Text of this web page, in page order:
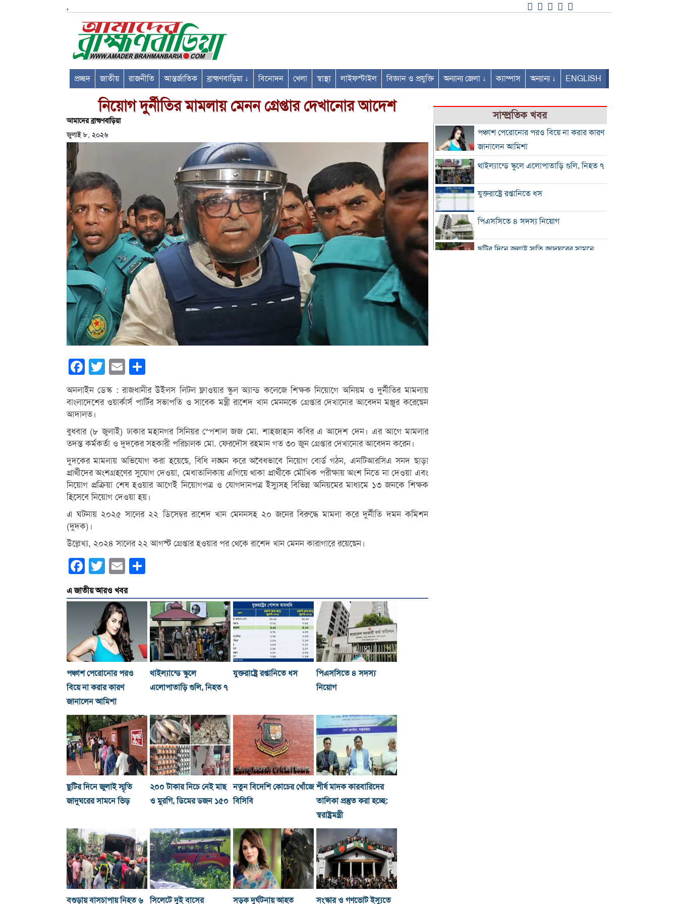
,
প্রচ্ছদ জাতীয় রাজনীতি আন্তর্জাতিক ব্রাহ্মণবাড়িয়া ↓ বিনোদন খেলা স্বাস্থ্য লাইফস্টাইল বিজ্ঞান ও প্রযুক্তি অন্যান্য জেলা ↓ ক্যাম্পাস অন্যান্য ↓ ENGLISH
নিয়োগ দুর্নীতির মামলায় মেনন গ্রেপ্তার দেখানোর আদেশ
আমাদের ব্রাহ্মণবাড়িয়া
জুলাই ৮, ২০২৬
Facebook
Twitter Email
অনলাইন ডেস্ক : রাজধানীর উইলস লিটল ফ্লাওয়ার স্কুল অ্যান্ড কলেজে শিক্ষক নিয়োগে অনিয়ম ও দুর্নীতির মামলায়
বাংলাদেশের ওয়ার্কার্স পার্টির সভাপতি ও সাবেক মন্ত্রী রাশেদ খান মেননকে গ্রেপ্তার দেখানোর আবেদন মঞ্জুর করেছেন
আদালত।
বুধবার (৮ জুলাই) ঢাকার মহানগর সিনিয়র স্পেশাল জজ মো. শাহজাহান কবির এ আদেশ দেন। এর আগে মামলার
তদন্ত কর্মকর্তা ও দুদকের সহকারী পরিচালক মো. ফেরদৌস রহমান গত ৩০ জুন গ্রেপ্তার দেখানোর আবেদন করেন।
দুদকের মামলায় অভিযোগ করা হয়েছে, বিধি লঙ্ঘন করে অবৈধভাবে নিয়োগ বোর্ড গঠন, এনটিআরসিএ সনদ ছাড়া
প্রার্থীদের অংশগ্রহণের সুযোগ দেওয়া, মেধাতালিকায় এগিয়ে থাকা প্রার্থীকে মৌখিক পরীক্ষায় অংশ নিতে না দেওয়া এবং
নিয়োগ প্রক্রিয়া শেষ হওয়ার আগেই নিয়োগপত্র ও যোগদানপত্র ইস্যুসহ বিভিন্ন অনিয়মের মাধ্যমে ১৩ জনকে শিক্ষক
হিসেবে নিয়োগ দেওয়া হয়।
এ ঘটনায় ২০২৫ সালের ২২ ডিসেম্বর রাশেদ খান মেননসহ ২০ জনের বিরুদ্ধে মামলা করে দুর্নীতি দমন কমিশন
(দুদক)।
উল্লেখ্য, ২০২৪ সালের ২২ আগস্ট গ্রেপ্তার হওয়ার পর থেকে রাশেদ খান মেনন কারাগারে রয়েছেন।
Facebook
Twitter Email
এ জাতীয় আরও খবর
পঞ্চাশ পেরোনোর পরও
বিয়ে না করার কারণ
জানালেন আমিশা
থাইল্যান্ডে স্কুলে
এলোপাতাড়ি গুলি, নিহত ৭
যুক্তরাষ্ট্রে রপ্তানিতে ধস
পিএসসিতে ৪ সদস্য
নিয়োগ
ছুটির দিনে জুলাই স্মৃতি
জাদুঘরের সামনে ভিড়
২০০ টাকার নিচে নেই মাছ
ও মুরগি, ডিমের ডজন ১৫০
নতুন বিদেশি কোচের খোঁজে
বিসিবি
শীর্ষ মাদক কারবারিদের
তালিকা প্রস্তুত করা হচ্ছে:
স্বরাষ্ট্রমন্ত্রী
বগুড়ায় বাসচাপায় নিহত ৬ সিলেটে দুই বাসের সড়ক দুর্ঘটনায় আহত সংস্কার ও গণভোট ইস্যুতে
সাম্প্রতিক খবর
পঞ্চাশ পেরোনোর পরও বিয়ে না করার কারণ
জানালেন আমিশা
থাইল্যান্ডে স্কুলে এলোপাতাড়ি গুলি, নিহত ৭
যুক্তরাষ্ট্রে রপ্তানিতে ধস
পিএসসিতে ৪ সদস্য নিয়োগ
ছুটির দিনে জুলাই স্মৃতি জাদুঘরের সামনে